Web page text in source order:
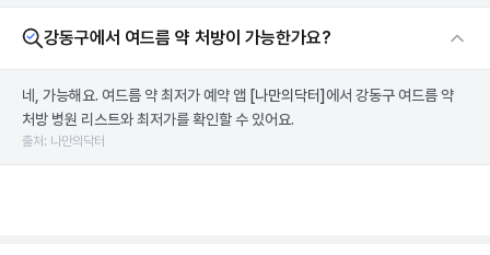
강동구에서 여드름 약 처방이 가능한가요?
네, 가능해요. 여드름 약 최저가 예약 앱 [나만의닥터] 에서 강동구 여드름 약
처방 병원 리스트와 최저가를 확인할 수 있어요.
출처: 나만의닥터